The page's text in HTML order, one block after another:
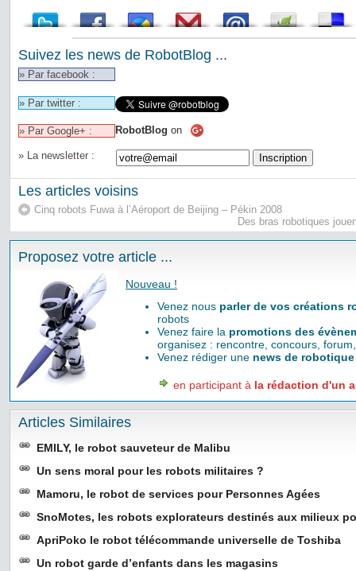
Suivez les news de RobotBlog ...
» Par facebook :
» Par twitter :
» Par Google+ : RobotBlog on
» La newsletter :
Les articles voisins
Cinq robots Fuwa à l’Aéroport de Beijing – Pékin 2008
Des bras robotiques
Proposez votre article ...
Nouveau !
Venez nous parler de vos créations
robots
Venez faire la promotions des
organisez : rencontre, concours,
Venez rédiger une news de robotique
en participant à la rédaction d'un
Articles Similaires
EMILY, le robot sauveteur de Malibu
Un sens moral pour les robots militaires ?
Mamoru, le robot de services pour Personnes Agées
SnoMotes, les robots explorateurs destinés aux milieux
ApriPoko le robot télécommande universelle de Toshiba
Un robot garde d’enfants dans les magasins